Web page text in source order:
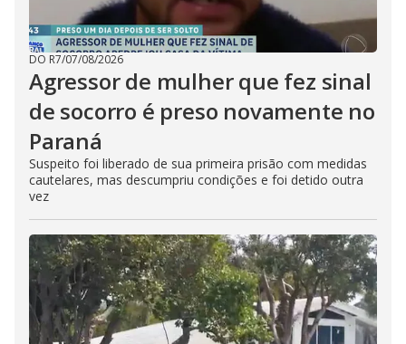
DO R7/07/08/2026
Agressor de mulher que fez sinal
de socorro é preso novamente no
Paraná
Suspeito foi liberado de sua primeira prisão com medidas
cautelares, mas descumpriu condições e foi detido outra
vez